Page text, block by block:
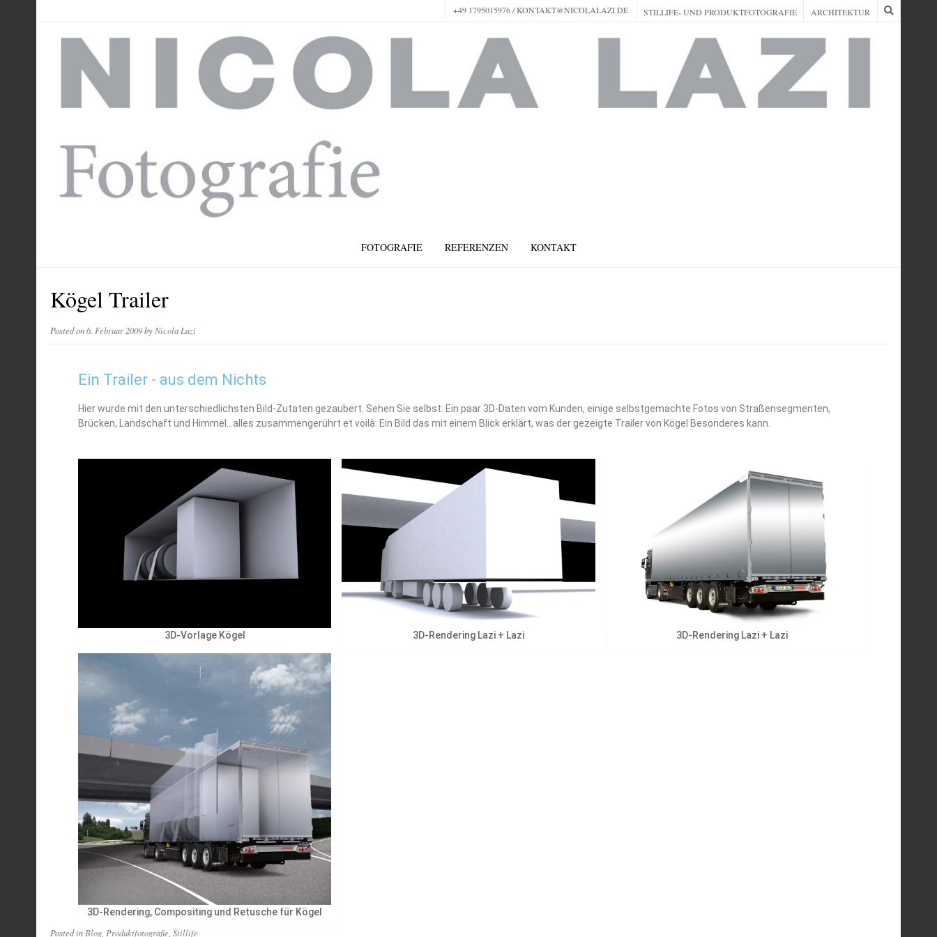
STILLIFE- UND PRODUKTFOTOGRAFIE ARCHITEKTUR
+49 1795015976 / KONTAKT@NICOLALAZI.DE
FOTOGRAFIE REFERENZEN KONTAKT
Kögel Trailer
Posted on6. Februar 2009byNicola Lazi
Ein Trailer - aus dem Nichts
Hier wurde mit den unterschiedlichsten Bild-Zutaten gezaubert. Sehen Sie selbst: Ein paar 3D-Daten vom Kunden, einige selbstgemachte Fotos von Straßensegmenten,
Brücken, Landschaft und Himmel…alles zusammengerührt et voilà: Ein Bild das mit einem Blick erklärt, was der gezeigte Trailer von Kögel Besonderes kann.
3D-Vorlage Kögel 3D-Rendering Lazi + Lazi 3D-Rendering Lazi + Lazi
3D-Rendering, Compositing und Retusche für Kögel
Posted in Blog Produktfotografie Stillife